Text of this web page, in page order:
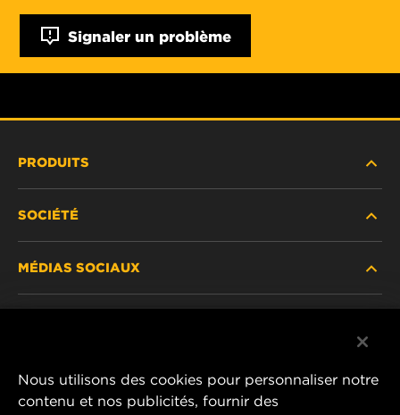
Signaler un problème
PRODUITS
PRODUITS ABANDONNÉS / REMPLACÉS
SOCIÉTÉ
AVIS JURIDIQUE
MÉDIAS SOCIAUX
Instagram
Nous utilisons des cookies pour personnaliser notre
contenu et nos publicités, fournir des